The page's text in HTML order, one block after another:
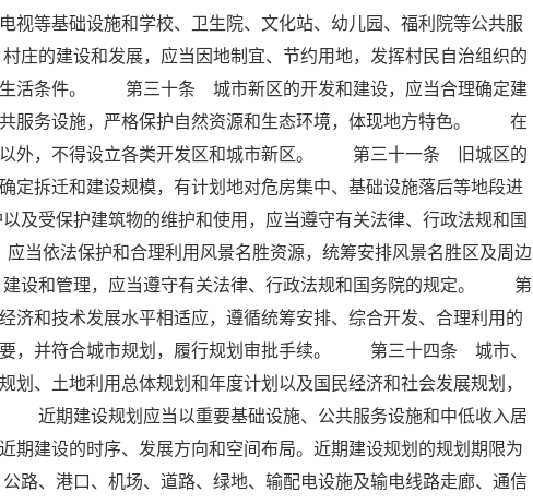
视等基础设施和学校、卫生院、文化站、幼儿园、福利院等公共服
的建设和发展，应当因地制宜、节约用地，发挥村民自治组织的
生活条件。 第三十条 城市新区的开发和建设，应当合理确定建
共服务设施，严格保护自然资源和生态环境，体现地方特色。 在
以外，不得设立各类开发区和城市新区。 第三十一条 旧城区的
定拆迁和建设规模，有计划地对危房集中、基础设施落后等地段进
受保护建筑物的维护和使用，应当遵守有关法律、行政法规和国
依法保护和合理利用风景名胜资源，统筹安排风景名胜区及周边
设和管理，应当遵守有关法律、行政法规和国务院的规定。 第
和技术发展水平相适应，遵循统筹安排、综合开发、合理利用的
要，并符合城市规划，履行规划审批手续。 第三十四条 城市、
划、土地利用总体规划和年度计划以及国民经济和社会发展规划，
近期建设规划应当以重要基础设施、公共服务设施和中低收入居
期建设的时序、发展方向和空间布局。近期建设规划的规划期限为
、港口、机场、道路、绿地、输配电设施及输电线路走廊、通信